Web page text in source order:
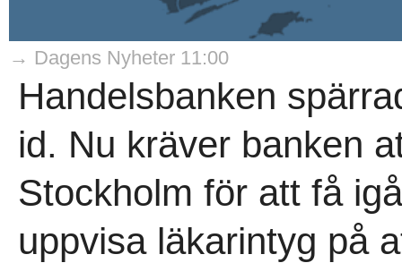
→ Dagens Nyheter 11:00
Handelsbanken
id. Nu kräver banken
Stockholm för att få
uppvisa läkarintyg på